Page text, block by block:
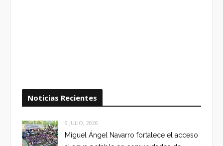
Noticias Recientes
6 JULIO, 2026
Miguel Ángel Navarro fortalece el acceso